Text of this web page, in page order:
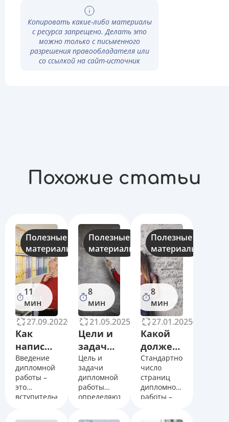
Копировать какие-либо материалы
с ресурса запрещено. Делать это
можно только с письменного
разрешения правообладателя или
со ссылкой на сайт-источник
Похожие статьи
Полезные
материалы
11
мин
27.09.2022
35168
Как
написать
введение
к
дипломной
работе
Введение
дипломной
работы –
это
вступительная
Полезные
материалы
8
мин
21.05.2025
34692
Цели и
задачи
дипломной
работы.
Правильная
постановка
Цель и
задачи
дипломной
работы
определяют
Полезные
материалы
8
мин
27.01.2025
Какой
должен
быть
объем
дипломной
работы?
Стандартное
число
страниц
дипломной
работы –